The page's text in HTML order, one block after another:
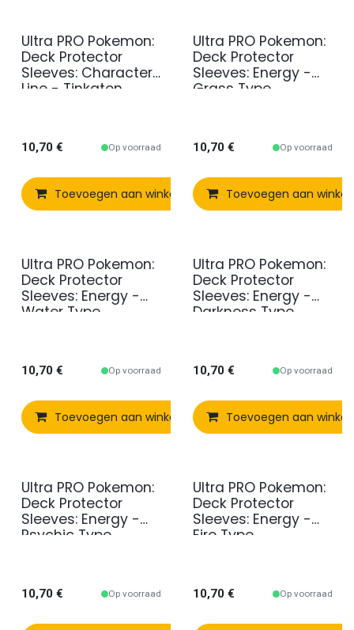
Ultra PRO Pokemon:
Deck Protector
Sleeves: Character
Line - Tinkaton
10,70 € Op voorraad
Toevoegen aan winkelmandje Vergelijken
Ultra PRO Pokemon:
Deck Protector
Sleeves: Energy -
Grass Type
10,70€ Op voorraad
Toevoegen aan
Ultra PRO Pokemon:
Deck Protector
Sleeves: Energy -
Water Type
10,70 € Op voorraad
Toevoegen aan winkelmandje Vergelijken
Ultra PRO Pokemon:
Deck Protector
Sleeves: Energy -
Darkness Type
10,70€ Op voorraad
Toevoegen aan
Ultra PRO Pokemon:
Deck Protector
Sleeves: Energy -
Psychic Type
10,70 € Op voorraad
Ultra PRO Pokemon:
Deck Protector
Sleeves: Energy -
Fire Type
10,70€ Op voorraad